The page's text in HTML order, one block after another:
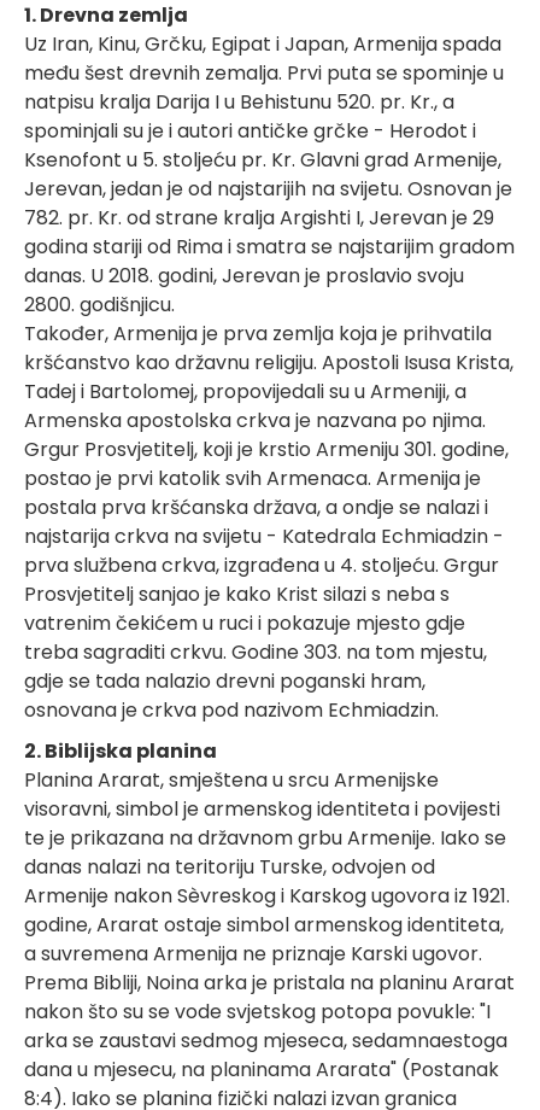
1. Drevna zemlja
Uz Iran, Kinu, Grčku, Egipat i Japan, Armenija spada
među šest drevnih zemalja. Prvi puta se spominje u
natpisu kralja Darija I u Behistunu 520. pr. Kr., a
spominjali su je i autori antičke grčke - Herodot i
Ksenofont u 5. stoljeću pr. Kr. Glavni grad Armenije,
Jerevan, jedan je od najstarijih na svijetu. Osnovan je
782. pr. Kr. od strane kralja Argishti I, Jerevan je 29
godina stariji od Rima i smatra se najstarijim gradom
danas. U 2018. godini, Jerevan je proslavio svoju
2800. godišnjicu.
Također, Armenija je prva zemlja koja je prihvatila
kršćanstvo kao državnu religiju. Apostoli Isusa Krista,
Tadej i Bartolomej, propovijedali su u Armeniji, a
Armenska apostolska crkva je nazvana po njima.
Grgur Prosvjetitelj, koji je krstio Armeniju 301. godine,
postao je prvi katolik svih Armenaca. Armenija je
postala prva kršćanska država, a ondje se nalazi i
najstarija crkva na svijetu - Katedrala Echmiadzin -
prva službena crkva, izgrađena u 4. stoljeću. Grgur
Prosvjetitelj sanjao je kako Krist silazi s neba s
vatrenim čekićem u ruci i pokazuje mjesto gdje
treba sagraditi crkvu. Godine 303. na tom mjestu,
gdje se tada nalazio drevni poganski hram,
osnovana je crkva pod nazivom Echmiadzin.
2. Biblijska planina
Planina Ararat, smještena u srcu Armenijske
visoravni, simbol je armenskog identiteta i povijesti
te je prikazana na državnom grbu Armenije. Iako se
danas nalazi na teritoriju Turske, odvojen od
Armenije nakon Sèvreskog i Karskog ugovora iz 1921.
godine, Ararat ostaje simbol armenskog identiteta,
a suvremena Armenija ne priznaje Karski ugovor.
Prema Bibliji, Noina arka je pristala na planinu Ararat
nakon što su se vode svjetskog potopa povukle: "I
arka se zaustavi sedmog mjeseca, sedamnaestoga
dana u mjesecu, na planinama Ararata" (Postanak
8:4). Iako se planina fizički nalazi izvan granica